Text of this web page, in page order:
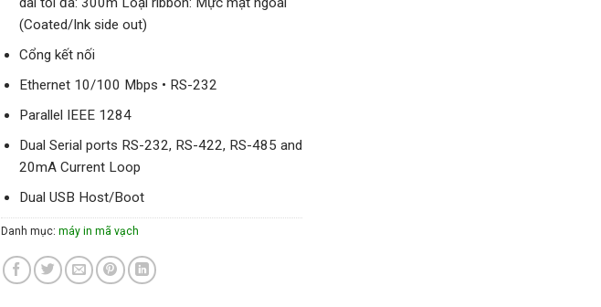
(Coated/Ink side out)
Cổng kết nối
Ethernet 10/100 Mbps • RS-232
Parallel IEEE 1284
Dual Serial ports RS-232, RS-422, RS-485 and
20mA Current Loop
Dual USB Host/Boot
Danh mục: máy in mã vạch